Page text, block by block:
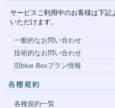
サービスご利用中のお客様は下記
いただけます。
一般的なお問い合わせ
技術的なお問い合わせ
旧blue Boxプラン情報
各種規約一覧